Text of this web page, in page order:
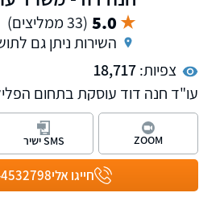
5.0 (33 ממליצים)
השירות ניתן גם
צפיות:18,717
עו"ד חנה דוד עוסקת בתחום
תעבורה, שירתה במשטרה
מפעילת "ינשוף", חוקרת ותובעת -
בתחום התעבורה והפלילי בלבד.
למעלה מ- 25 שנה. נשמח
ייעוץ, השירות ניתן בכל רחבי הארץ.
חייגו אלי
ZOOM SMS ישיר